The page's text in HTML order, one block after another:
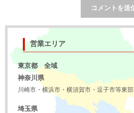
営業エリア
東京都 全域
神奈川県
川崎市・横浜市・横須賀市・逗子市等東部
埼玉県